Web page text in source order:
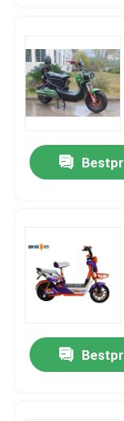
Elektrische
Elektrische
Pedal-
Elektrischer
Lange
Erwachsenes